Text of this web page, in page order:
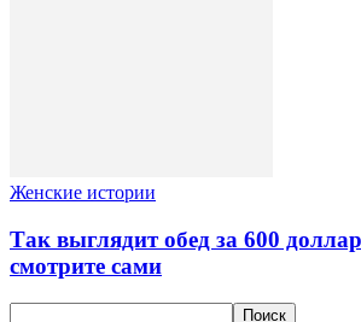
Женские истории
Так выглядит обед за 600
смотрите сами